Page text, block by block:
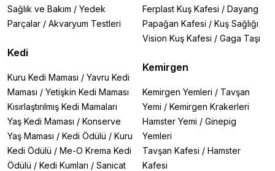
Sağlık ve Bakım / Yedek
Parçalar / Akvaryum Testleri
Kedi
Kuru Kedi Maması / Yavru Kedi
Maması / Yetişkin Kedi Maması
Kısırlaştırılmış Kedi Mamaları
Yaş Kedi Maması / Konserve
Yaş Maması / Kedi Ödülü / Kuru
Kedi Ödülü / Me-O Krema Kedi
Ödülü / Kedi Kumları / Sanicat
Ferplast Kuş Kafesi / Dayang
Papağan Kafesi / Kuş Sağlığı
Vision Kuş Kafesi / Gaga Taşı
Kemirgen
Kemirgen Yemleri / Tavşan
Yemi / Kemirgen Krakerleri
Hamster Yemi / Ginepig
Yemleri
Tavşan Kafesi / Hamster
Kafesi